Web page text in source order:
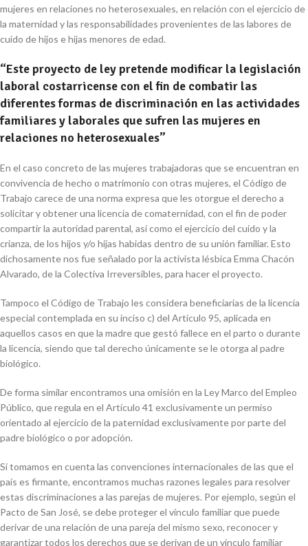
mujeres en relaciones no heterosexuales, en relación con el ejercicio de
la maternidad y las responsabilidades provenientes de las labores de
cuido de hijos e hijas menores de edad.
“Este proyecto de ley pretende modificar la legislación
laboral costarricense con el fin de combatir las
diferentes formas de discriminación en las actividades
familiares y laborales que sufren las mujeres en
relaciones no heterosexuales”
En el caso concreto de las mujeres trabajadoras que se encuentran en
convivencia de hecho o matrimonio con otras mujeres, el Código de
Trabajo carece de una norma expresa que les otorgue el derecho a
solicitar y obtener una licencia de comaternidad, con el fin de poder
compartir la autoridad parental, así como el ejercicio del cuido y la
crianza, de los hijos y/o hijas habidas dentro de su unión familiar. Esto
dichosamente nos fue señalado por la activista lésbica Emma Chacón
Alvarado, de la Colectiva Irreversibles, para hacer el proyecto.
Tampoco el Código de Trabajo les considera beneficiarias de la licencia
especial contemplada en su inciso c) del Artículo 95, aplicada en
aquellos casos en que la madre que gestó fallece en el parto o durante
la licencia, siendo que tal derecho únicamente se le otorga al padre
biológico.
De forma similar encontramos una omisión en la Ley Marco del Empleo
Público, que regula en el Artículo 41 exclusivamente un permiso
orientado al ejercicio de la paternidad exclusivamente por parte del
padre biológico o por adopción.
Si tomamos en cuenta las convenciones internacionales de las que el
país es firmante, encontramos muchas razones legales para resolver
estas discriminaciones a las parejas de mujeres. Por ejemplo, según el
Pacto de San José, se debe proteger el vínculo familiar que puede
derivar de una relación de una pareja del mismo sexo, reconocer y
garantizar todos los derechos que se derivan de un vínculo familiar